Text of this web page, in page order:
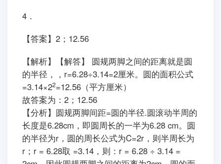
4．
【答案】2；12.56
【解析】【解答】 圆规两脚之间的距离就是圆
的半径，，r=6.28÷3.14=2厘米。圆的面积公式
=3.14×22=12.56（平方厘米）
故答案为：2；12.56
【分析】圆规两脚间距=圆的半径.圆滚动半周的
长度是6.28cm，即圆周长的一半为6.28 cm。圆
的半径为r，圆的周长公式为C=2r，则半周长为
r；r = 6.28取 =3.14，则：r = 6.28 ÷ 3.14 =